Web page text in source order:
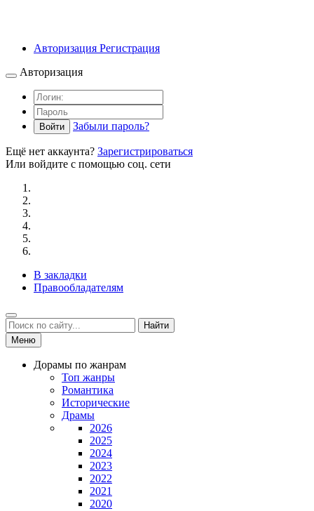
Авторизация Регистрация
Авторизация
Войти Забыли пароль?
Ещё нет аккаунта? Зарегистрироваться
Или войдите с помощью соц. сети
В закладки
Правообладателям
Найти
Меню
Дорамы по жанрам
Топ жанры
Романтика
Исторические
Драмы
2026
2025
2024
2023
2022
2021
2020